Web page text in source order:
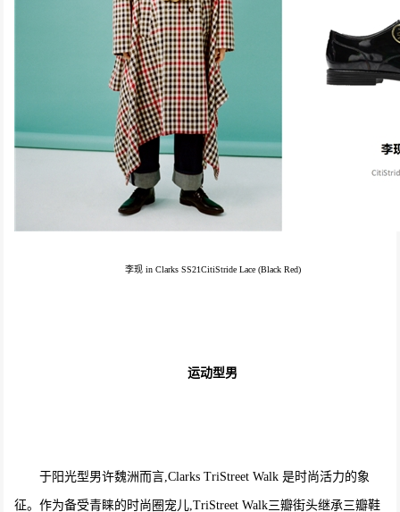
李现 in Clarks SS21CitiStride Lace (Black Red)
运动型男
于阳光型男许魏洲而言,Clarks TriStreet Walk 是时尚活力的象
征。作为备受青睐的时尚圈宠儿,TriStreet Walk三瓣街头继承三瓣鞋